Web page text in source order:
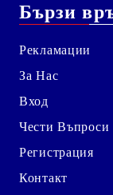
Бързи
Рекламации
За Нас
Вход
Чести Въпроси
Регистрация
Контакт